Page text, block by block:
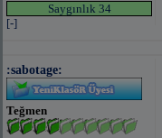
Saygınlık 34
[-]
:sabotage:
Teğmen